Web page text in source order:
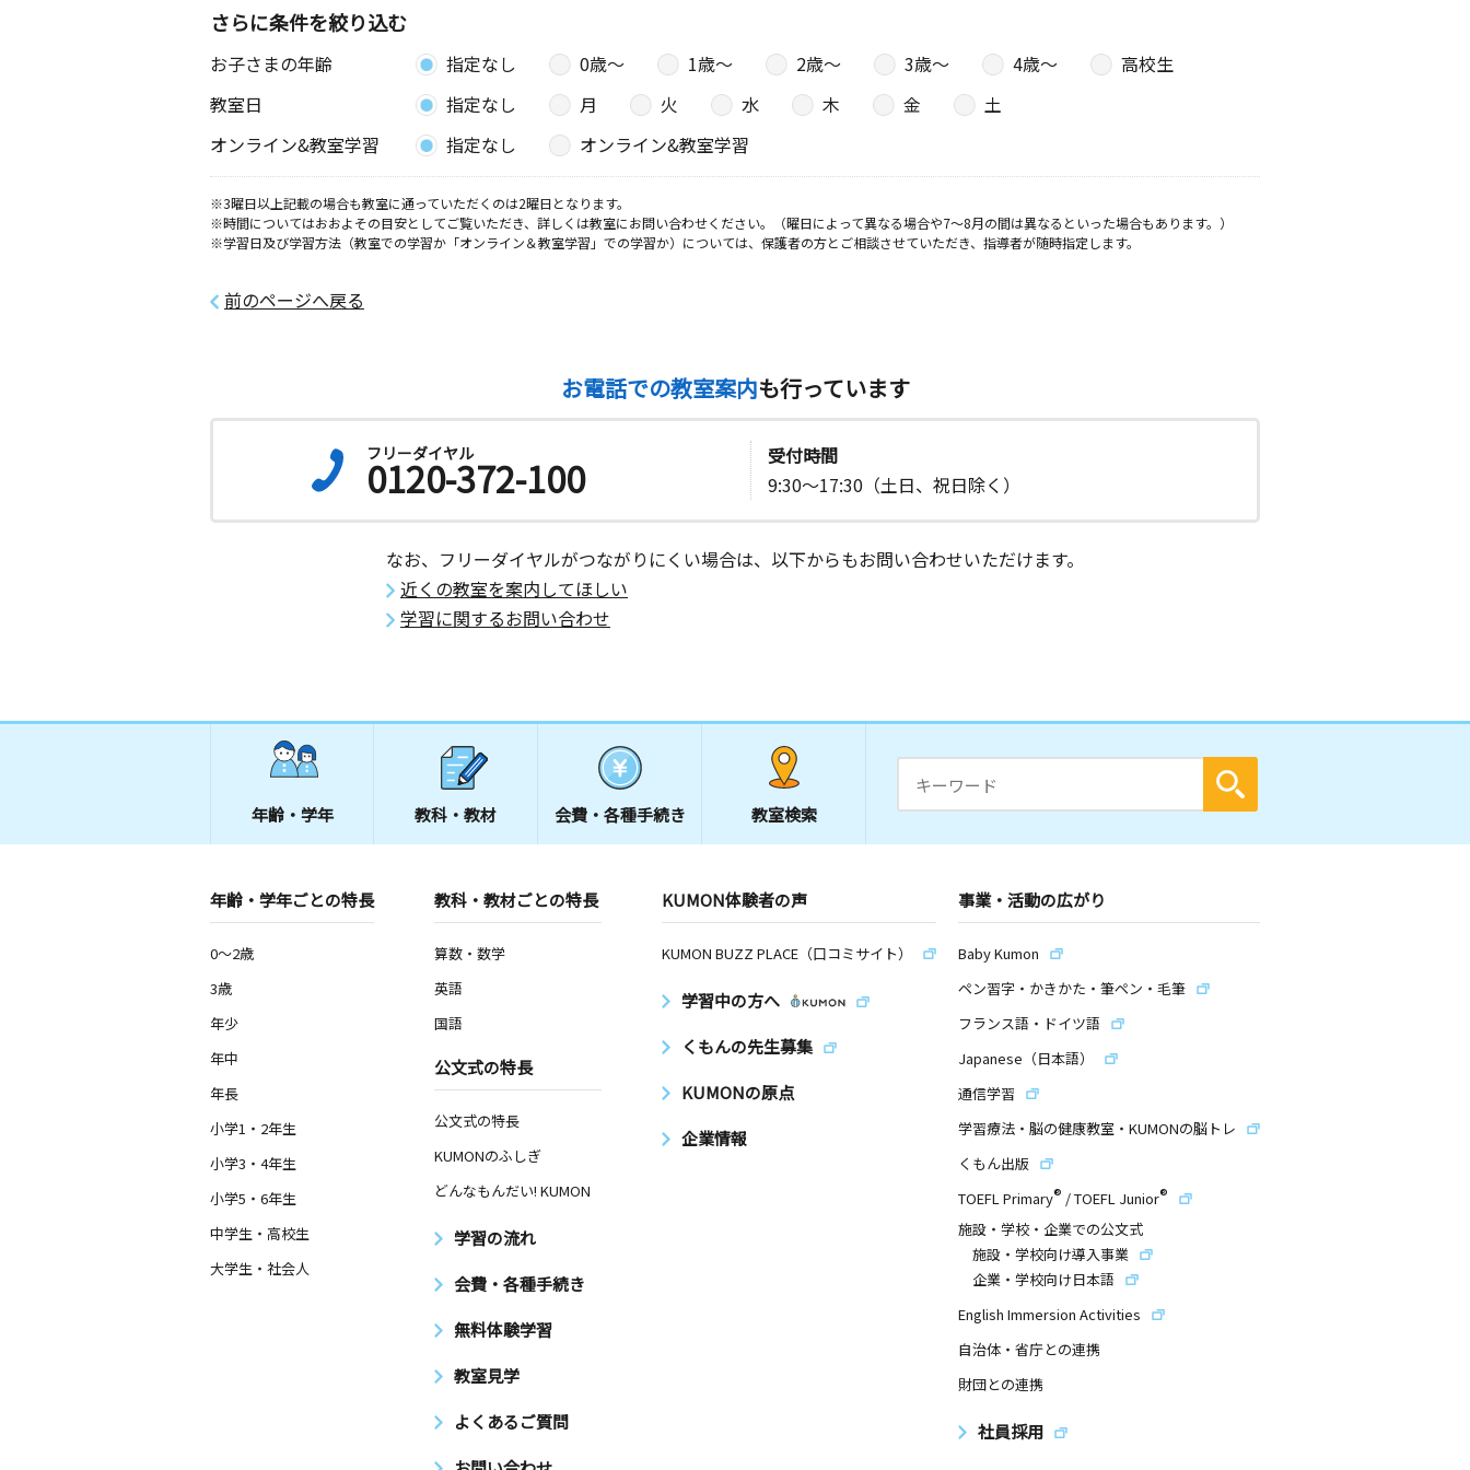
さらに条件を絞り込む
お子さまの年齢 指定なし 0歳〜 1歳〜 2歳〜 3歳〜 4歳〜
高校生
教室日
指定なし 月 火 水 木 金
土
オンライン&教室学習
指定なし オンライン&教室学習
※3曜日以上記載の場合も教室に通っていただくのは2曜日となります。
※時間についてはおおよその目安としてご覧いただき、詳しくは教室にお問い合わせください。（曜日によって異なる場合や7～8月の間は異なるといった場合もあります。）
※学習日及び学習方法（教室での学習か「オンライン＆教室学習」での学習か）については、保護者の方とご相談させていただき、指導者が随時指定します。
前のページへ戻る
お電話での教室案内も行っています
フリーダイヤル
0120-372-100
受付時間
9:30～17:30（土日、祝日除く）
なお、フリーダイヤルがつながりにくい場合は、以下からもお問い合わせいただけます。
近くの教室を案内してほしい
学習に関するお問い合わせ
年齢・学年 教科・教材 会費・ 各種手続き 教室検索
年齢・学年ごとの特長
0～2歳
3歳
年少
年中
年長
小学1・2年生
小学3・4年生
小学5・6年生
中学生・高校生
大学生・社会人
教科・教材ごとの特長
算数・数学
英語
国語
公文式の特長
公文式の特長
KUMONのふしぎ
どんなもんだい! KUMON
学習の流れ
会費・各種手続き
無料体験学習
教室見学
よくあるご質問
KUMON体験者の声
KUMON BUZZ PLACE（口コミサイト）
学習中の方へ
くもんの先生募集
KUMONの原点
企業情報
事業・活動の広がり
Baby Kumon
ペン習字・かきかた・筆ペン・毛筆
フランス語・ドイツ語
Japanese（日本語）
通信学習
学習療法・脳の健康教室・KUMONの脳トレ
くもん出版
TOEFL Primary® /TOEFL Junior®
施設・学校・企業での公文式
施設・学校向け導入事業
企業・学校向け日本語
English Immersion Activities
自治体・省庁との連携
財団との連携
社員採用